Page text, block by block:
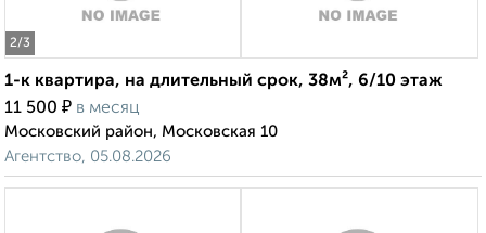
2/3
1-к квартира, на длительный срок, 38м², 6/10 этаж
11 500 ₽ в месяц
Московский район, Московская 10
Агентство, 05.08.2026